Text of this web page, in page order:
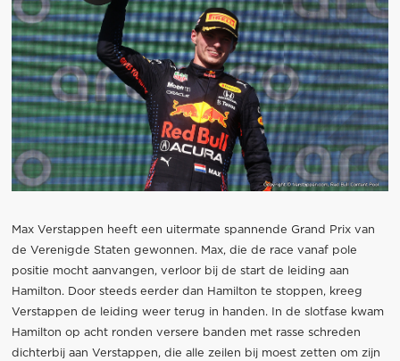
Max Verstappen heeft een uitermate spannende Grand Prix van
de Verenigde Staten gewonnen. Max, die de race vanaf pole
positie mocht aanvangen, verloor bij de start de leiding aan
Hamilton. Door steeds eerder dan Hamilton te stoppen, kreeg
Verstappen de leiding weer terug in handen. In de slotfase kwam
Hamilton op acht ronden versere banden met rasse schreden
dichterbij aan Verstappen, die alle zeilen bij moest zetten om zijn